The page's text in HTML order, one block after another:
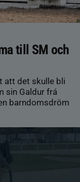
till SM och
att det skulle bli
sin Galdur frá
barndomsdröm